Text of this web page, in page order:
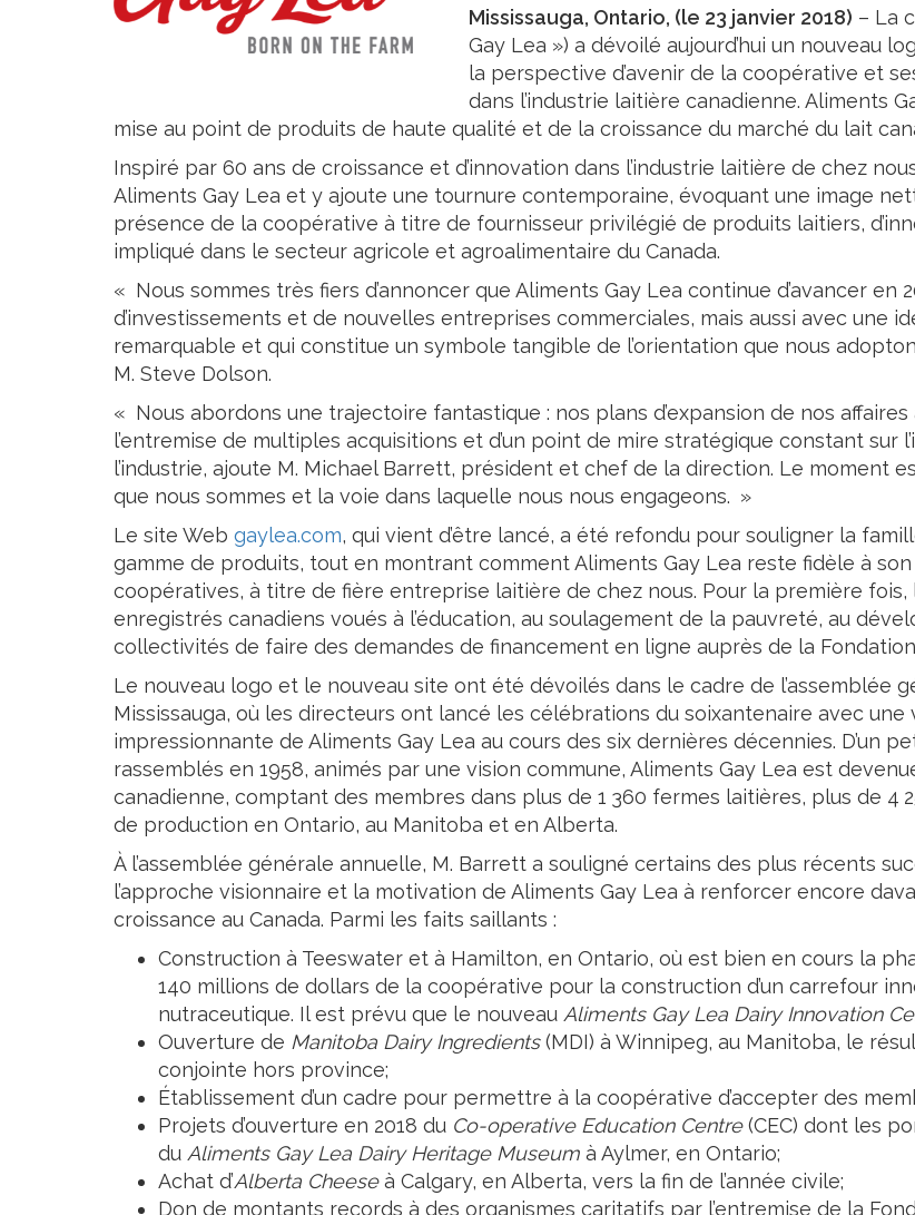
Crème Fouettée Desserts
Boissons
Lait
Yogourt
Mississauga, Ontario, (le 23 janvier 2018) – La
Gay Lea ») a dévoilé aujourd’hui un nouveau
la perspective d’avenir de la coopérative et
dans l’industrie laitière canadienne. Aliments
mise au point de produits de haute qualité et de la croissance du marché du lait
Inspiré par 60 ans de croissance et d’innovation dans l’industrie laitière de chez
Aliments Gay Lea et y ajoute une tournure contemporaine, évoquant une image
présence de la coopérative à titre de fournisseur privilégié de produits laitiers,
impliqué dans le secteur agricole et agroalimentaire du Canada.
« Nous sommes très fiers d’annoncer que Aliments Gay Lea continue d’avancer en
d’investissements et de nouvelles entreprises commerciales, mais aussi avec une
remarquable et qui constitue un symbole tangible de l’orientation que nous
M. Steve Dolson.
« Nous abordons une trajectoire fantastique : nos plans d’expansion de nos
l’entremise de multiples acquisitions et d’un point de mire stratégique constant sur
l’industrie, ajoute M. Michael Barrett, président et chef de la direction. Le moment
que nous sommes et la voie dans laquelle nous nous engageons. »
Le site Web gaylea.com, qui vient d’être lancé, a été refondu pour souligner la
gamme de produits, tout en montrant comment Aliments Gay Lea reste fidèle à
coopératives, à titre de fière entreprise laitière de chez nous. Pour la première
enregistrés canadiens voués à l’éducation, au soulagement de la pauvreté, au
collectivités de faire des demandes de financement en ligne auprès de la Fondation
Le nouveau logo et le nouveau site ont été dévoilés dans le cadre de l’assemblée
Mississauga, où les directeurs ont lancé les célébrations du soixantenaire avec une
impressionnante de Aliments Gay Lea au cours des six dernières décennies. D’un
rassemblés en 1958, animés par une vision commune, Aliments Gay Lea est
canadienne, comptant des membres dans plus de 1 360 fermes laitières, plus de 4
de production en Ontario, au Manitoba et en Alberta.
À l’assemblée générale annuelle, M. Barrett a souligné certains des plus récents
l’approche visionnaire et la motivation de Aliments Gay Lea à renforcer encore
croissance au Canada. Parmi les faits saillants :
Construction à Teeswater et à Hamilton, en Ontario, où est bien en cours la
140 millions de dollars de la coopérative pour la construction d’un carrefour
nutraceutique. Il est prévu que le nouveau Aliments Gay Lea Dairy Innovation
Ouverture de Manitoba Dairy Ingredients(MDI) à Winnipeg, au Manitoba, le
conjointe hors province;
Établissement d’un cadre pour permettre à la coopérative d’accepter des
Projets d’ouverture en 2018 du Co-operative Education Centre(CEC) dont les
du Aliments Gay Lea Dairy Heritage Museum à Aylmer, en Ontario;
Achat d’Alberta Cheeseà Calgary, en Alberta, vers la fin de l’année civile;
Don de montants records à des organismes caritatifs par l’entremise de la